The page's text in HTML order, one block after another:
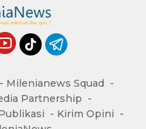
Milenianews Squad
Partnership
Kirim Opini